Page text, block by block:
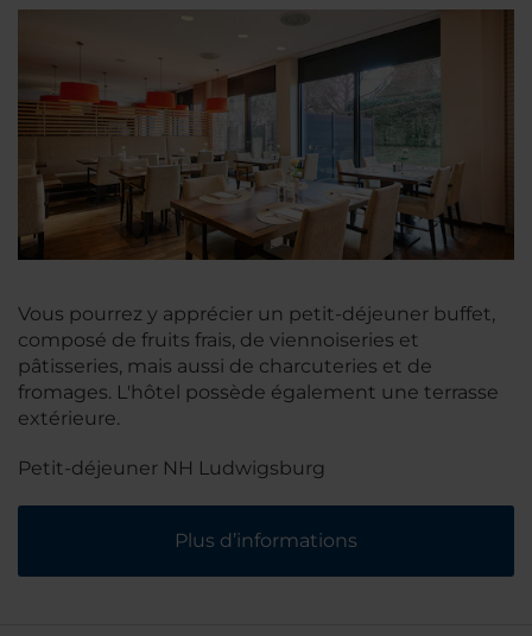
Vous pourrez y apprécier un petit-déjeuner buffet,
composé de fruits frais, de viennoiseries et
pâtisseries, mais aussi de charcuteries et de
fromages. L'hôtel possède également une terrasse
extérieure.
Petit-déjeuner NH Ludwigsburg
Plus d’informations